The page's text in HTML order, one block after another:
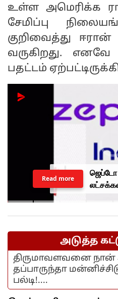
உள்ள அமெரிக்க
சேமிப்பு
குறிவைத்து
வருகிறது.
பதட்டம்
ஜெப்டோ
Read more
அடுத்த
திருமாவளவனை நான்
தப்பாருந்தா
பல்டி!....